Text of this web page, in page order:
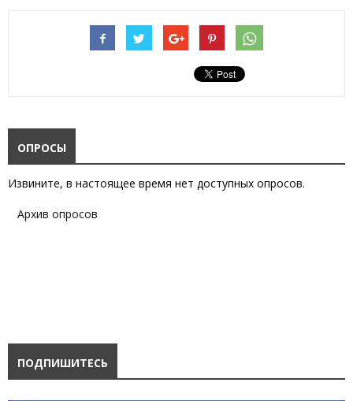
ОПРОСЫ
Извините, в настоящее время нет доступных опросов.
Архив опросов
ПОДПИШИТЕСЬ